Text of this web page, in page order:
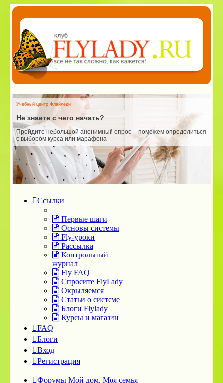
Учебный центр Флайледи
Не знаете с чего начать?
Пройдите небольшой анонимный опрос -- поможем определиться
с выбором курса или марафона
Ссылки
Первые шаги
Основы системы
Fly-уроки
Рассылка
Контрольный
журнал
Fly FAQ
Спросите FlyLady
Окрыляемся
Статьи о системе
Блоги Flylady
Курсы и магазин
FAQ
Блоги
Вход
Регистрация
Форумы Мой дом. Моя семья